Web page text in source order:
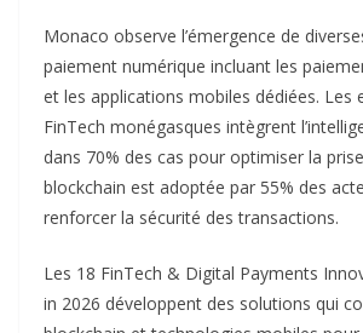
Monaco observe l’émergence de
paiement numérique incluant les
et les applications mobiles dédiées. Les
FinTech monégasques intègrent
dans 70% des cas pour optimiser la
blockchain est adoptée par 55% des
renforcer la sécurité des transactions.​
Les 18 FinTech & Digital Payments
in 2026 développent des solutions qui